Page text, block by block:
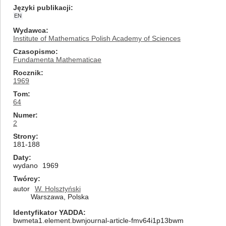
Języki publikacji
EN
Wydawca
Institute of Mathematics Polish Academy of Sciences
Czasopismo
Fundamenta Mathematicae
Rocznik
1969
Tom
64
Numer
2
Strony
181-188
Daty
wydano
1969
Twórcy
autor
W. Holsztyński
Warszawa, Polska
Identyfikator YADDA
bwmeta1.element.bwnjournal-article-fmv64i1p13bwm